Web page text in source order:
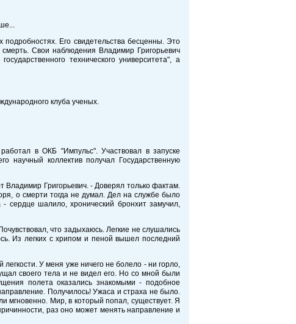
подробностях. Его свидетельства бесценны. Это
Свои наблюдения Владимир Григорьевич
технического университета", а
клуба ученых.
в ОКБ "Импульс". Участвовал в запуске
научный коллектив получал Государственную
Владимир Григорьевич. - Доверял только фактам.
о смерти тогда не думал. Дел на службе было
сердце шалило, хронический бронхит замучил,
что задыхаюсь. Легкие не слушались
Из легких с хрипом и пеной вышел последний
У меня уже ничего не болело - ни горло,
своего тела и не видел его. Но со мной были
полета оказались знакомыми - подобное
Получилось! Ужаса и страха не было.
мгновенно. Мир, в который попал, существует. Я
раз оно может менять направление и